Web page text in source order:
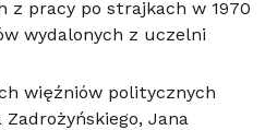
z pracy po strajkach w 1970
wydalonych z uczelni
więźniów politycznych
Jana